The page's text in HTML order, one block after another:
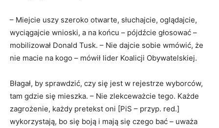
– Miejcie uszy szeroko otwarte, słuchajcie, oglądajcie,
wyciągajcie wnioski, a na końcu – pójdźcie głosować –
mobilizował Donald Tusk. – Nie dajcie sobie wmówić, że
nie macie na kogo – mówił lider Koalicji Obywatelskiej.
Błagał, by sprawdzić, czy się jest w rejestrze wyborców,
tam gdzie się mieszka. – Nie zlekceważcie tego. Każde
zagrożenie, każdy pretekst oni [PiS – przyp. red.]
wykorzystają, bo się boją i mają się czego bać – uważa